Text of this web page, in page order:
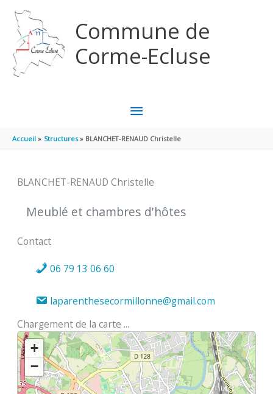
Commune de
Corme-Ecluse
MENU
PRINCIPAL
Accueil Structures BLANCHET-RENAUD Christelle
BLANCHET-RENAUD Christelle
Meublé et chambres d'hôtes
Contact
06 79 13 06 60
laparenthesecormillonne@gmail.com
Chargement de la carte ...
+
−